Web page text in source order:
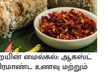
மைல்கல்: ஆகஸ்ட்
உணவு மற்றும்